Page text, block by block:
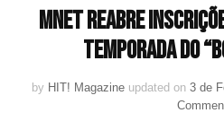
Mnet reabre
temporada do
by HIT! Magazine updated on 3 de